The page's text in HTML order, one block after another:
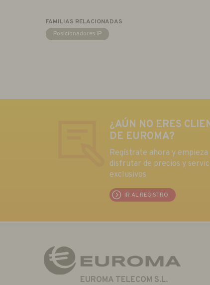
FAMILIAS RELACIONADAS
Posicionadores IP
¿AÚN NO ERES
DE EUROMA?
Regístrate ahora y empieza
disfrutar de precios y
exclusivos
IR AL REGISTRO
EUROMA TELECOM S.L.